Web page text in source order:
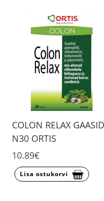
COLON RELAX
N30 ORTIS
10.89€
Lisa ostukorvi